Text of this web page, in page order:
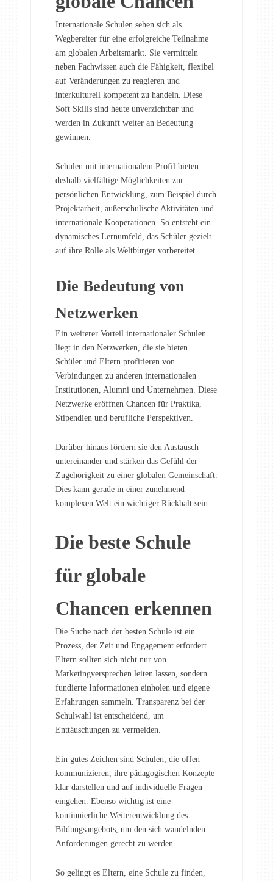
Internationale Schulen sehen sich als
Wegbereiter für eine erfolgreiche Teilnahme
am globalen Arbeitsmarkt. Sie vermitteln
neben Fachwissen auch die Fähigkeit, flexibel
auf Veränderungen zu reagieren und
interkulturell kompetent zu handeln. Diese
Soft Skills sind heute unverzichtbar und
werden in Zukunft weiter an Bedeutung
gewinnen.
Schulen mit internationalem Profil bieten
deshalb vielfältige Möglichkeiten zur
persönlichen Entwicklung, zum Beispiel durch
Projektarbeit, außerschulische Aktivitäten und
internationale Kooperationen. So entsteht ein
dynamisches Lernumfeld, das Schüler gezielt
auf ihre Rolle als Weltbürger vorbereitet.
Die Bedeutung von
Netzwerken
Ein weiterer Vorteil internationaler Schulen
liegt in den Netzwerken, die sie bieten.
Schüler und Eltern profitieren von
Verbindungen zu anderen internationalen
Institutionen, Alumni und Unternehmen. Diese
Netzwerke eröffnen Chancen für Praktika,
Stipendien und berufliche Perspektiven.
Darüber hinaus fördern sie den Austausch
untereinander und stärken das Gefühl der
Zugehörigkeit zu einer globalen Gemeinschaft.
Dies kann gerade in einer zunehmend
komplexen Welt ein wichtiger Rückhalt sein.
Die beste Schule
für globale
Chancen erkennen
Die Suche nach der besten Schule ist ein
Prozess, der Zeit und Engagement erfordert.
Eltern sollten sich nicht nur von
Marketingversprechen leiten lassen, sondern
fundierte Informationen einholen und eigene
Erfahrungen sammeln. Transparenz bei der
Schulwahl ist entscheidend, um
Enttäuschungen zu vermeiden.
Ein gutes Zeichen sind Schulen, die offen
kommunizieren, ihre pädagogischen Konzepte
klar darstellen und auf individuelle Fragen
eingehen. Ebenso wichtig ist eine
kontinuierliche Weiterentwicklung des
Bildungsangebots, um den sich wandelnden
Anforderungen gerecht zu werden.
So gelingt es Eltern, eine Schule zu finden,